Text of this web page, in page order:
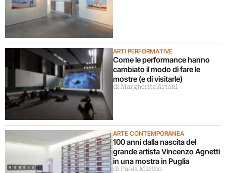
ARTI PERFORMATIVE
Come le performance hanno
cambiato il modo di fare le
mostre (e di visitarle)
di Margherita Artoni
ARTE CONTEMPORANEA
100 anni dalla nascita del
grande artista Vincenzo Agnetti
in una mostra in Puglia
di Paola Marino